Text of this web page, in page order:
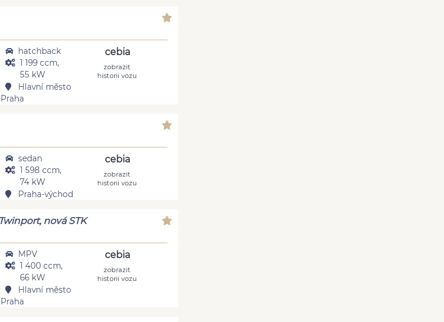
hatchback
1 199 ccm,
55 kW
Hlavní město
Praha
cebia
zobrazit
historii vozu
sedan
1 598 ccm,
74 kW
Praha-východ
cebia
zobrazit
historii vozu
nová STK
MPV
1 400 ccm,
66 kW
Hlavní město
Praha
cebia
zobrazit
historii vozu